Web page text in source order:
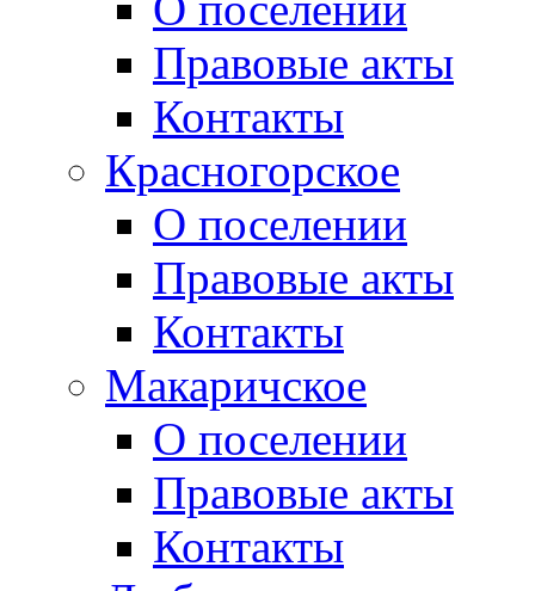
Правовые акты
Контакты
Красногорское
О поселении
Правовые акты
Контакты
Макаричское
О поселении
Правовые акты
Контакты